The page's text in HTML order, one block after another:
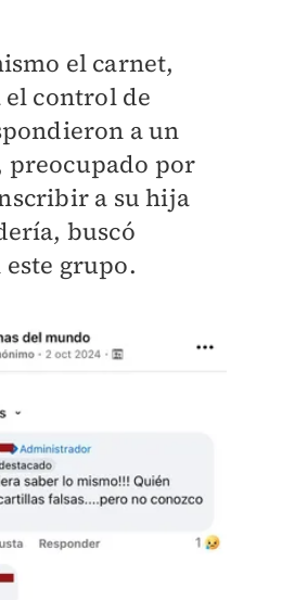
el carnet,
el control de
a un
preocupado por
a su hija
buscó
este grupo.